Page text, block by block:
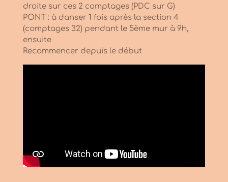
droite sur ces 2 comptages (PDC sur G)
PONT : à danser 1 fois après la section 4
(comptages 32) pendant le 5ème mur à 9h,
ensuite
Recommencer depuis le début